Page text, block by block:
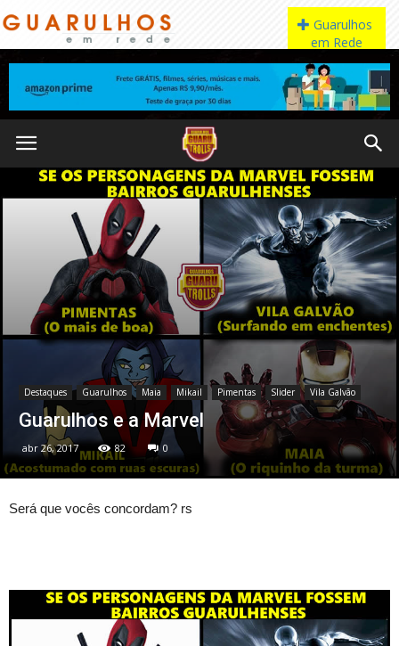
Destaques Guarulhos Maia Mikail Pimentas Slider Vila Galvão
Guarulhos e a Marvel
abr 26, 2017 82 0
Será que vocês concordam? rs